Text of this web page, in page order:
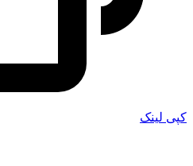
کپی لینک